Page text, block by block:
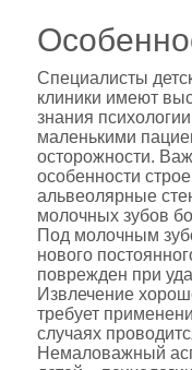
Специалисты
клиники имеют
знания
маленькими
осторожности.
особенности
альвеолярные
молочных зубов
Под молочным
нового
поврежден при
Извлечение
требует
случаях
Немаловажный